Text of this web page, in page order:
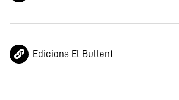
Edicions El Bullent